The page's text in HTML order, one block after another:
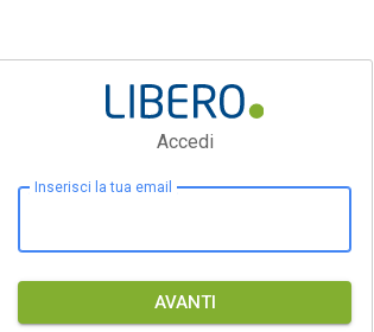
Accedi
Inserisci la tua email
AVANTI